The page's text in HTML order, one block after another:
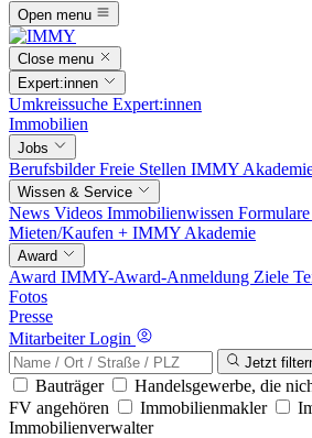
Open menu
Close menu
Expert:innen
Umkreissuche Expert:innen
Immobilien
Jobs
BerufsbilderFreie Stellen IMMY
Wissen & Service
News Videos Immobilienwissen
Mieten/Kaufen + IMMY Akademie
Award
Award IMMY-Award-Anmeldung Ziele
Fotos
Presse
Mitarbeiter Login
Jetzt
Bauträger
Handelsgewerbe, die
FV angehören
Immobilienmakler
Immobilienverwalter